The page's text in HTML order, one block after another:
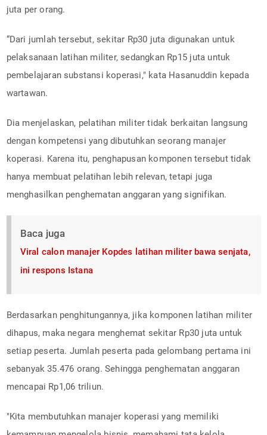
juta per orang.
“Dari jumlah tersebut, sekitar Rp30 juta digunakan untuk
pelaksanaan latihan militer, sedangkan Rp15 juta untuk
pembelajaran substansi koperasi," kata Hasanuddin kepada
wartawan.
Dia menjelaskan, pelatihan militer tidak berkaitan langsung
dengan kompetensi yang dibutuhkan seorang manajer
koperasi. Karena itu, penghapusan komponen tersebut tidak
hanya membuat pelatihan lebih relevan, tetapi juga
menghasilkan penghematan anggaran yang signifikan.
Baca juga
Viral calon manajer Kopdes latihan militer bawa senjata,
ini respons Istana
Berdasarkan penghitungannya, jika komponen latihan militer
dihapus, maka negara menghemat sekitar Rp30 juta untuk
setiap peserta. Jumlah peserta pada gelombang pertama ini
sebanyak 35.476 orang. Sehingga penghematan anggaran
mencapai Rp1,06 triliun.
"Kita membutuhkan manajer koperasi yang memiliki